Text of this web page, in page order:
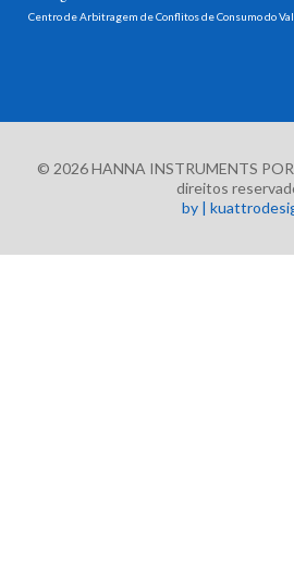
Centro de Arbitragem de Conflitos de Consumo do
© 2026 HANNA INSTRUMENTS
direitos
by |